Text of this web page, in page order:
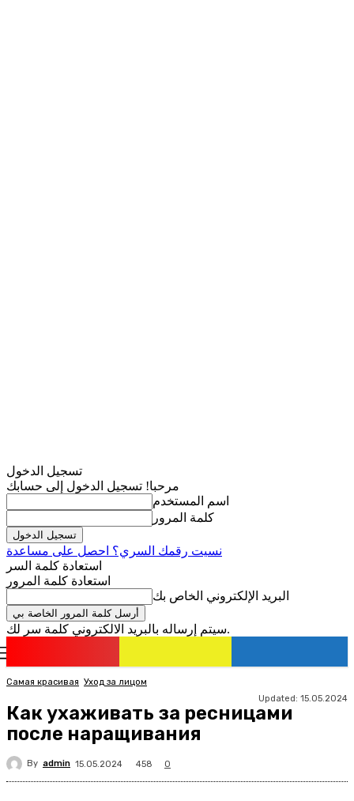
تسجيل الدخول
مرحبا! تسجيل الدخول إلى حسابك
اسم المستخدم
كلمة المرور
نسيت رقمك السري؟ احصل على مساعدة
استعادة كلمة السر
استعادة كلمة المرور
البريد الإلكتروني الخاص بك
سيتم إرساله بالبريد الالكتروني كلمة سر لك.
Самая красивая Уход за лицом
Updated: 15.05.2024
Как ухаживать за ресницами
после наращивания
By admin 15.05.2024 458 0